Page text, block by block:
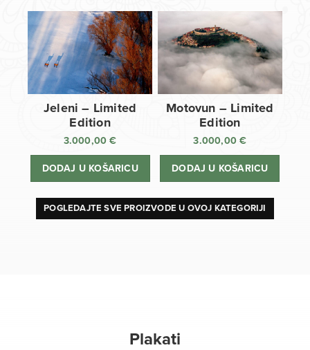
Jeleni – Limited
Edition
3.000,00€
DODAJ U KOŠARICU
Motovun – Limited
Edition
3.000,00€
DODAJ U KOŠARICU
POGLEDAJTE SVE PROIZVODE U OVOJ KATEGORIJI
Plakati